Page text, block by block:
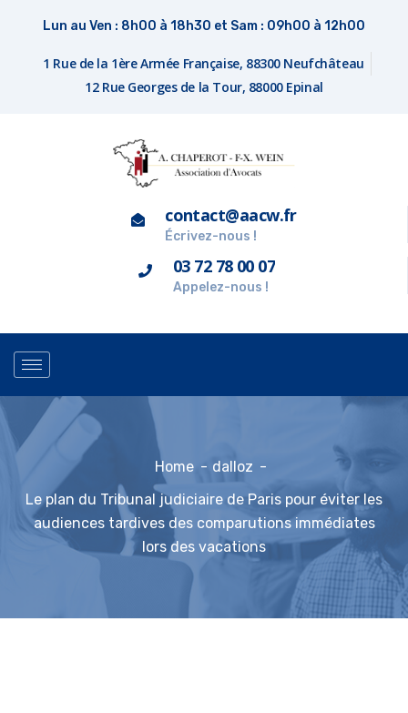
Lun au Ven : 8h00 à 18h30 et Sam : 09h00 à 12h00
1 Rue de la 1ère Armée Française, 88300 Neufchâteau
12 Rue Georges de la Tour, 88000 Epinal
contact@aacw.fr
Écrivez-nous !
03 72 78 00 07
Appelez-nous !
Home
dalloz
Le plan du Tribunal judiciaire de Paris pour éviter les
audiences tardives des comparutions immédiates
lors des vacations